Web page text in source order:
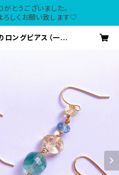
とうございました。
ろしくお願い致します♡
ロングピアス（一点